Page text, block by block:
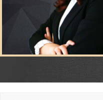
小户型房 两室一厅
普通住宅 豪华别墅